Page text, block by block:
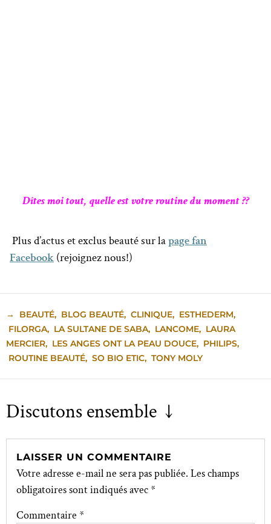
Dîtes moi tout, quelle est votre routine du moment ??
Plus d’actus et exclus beauté sur lapage fan
Facebook (rejoignez nous!)
→ BEAUTÉ, BLOG BEAUTÉ, CLINIQUE, ESTHEDERM,
FILORGA, LA SULTANE DE SABA, LANCOME, LAURA
MERCIER, LES ANGES ONT LA PEAU DOUCE, PHILIPS,
ROUTINE BEAUTÉ, SO BIO ETIC, TONY MOLY
Discutons ensemble ↓
LAISSER UN COMMENTAIRE
Votre adresse e-mail ne sera pas publiée. Les champs
obligatoires sont indiqués avec*
Commentaire *